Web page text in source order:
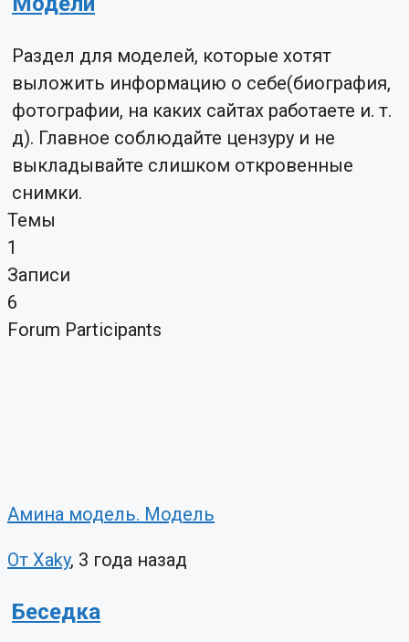
Раздел для моделей, которые хотят
выложить информацию о себе(биография,
фотографии, на каких сайтах работаете и. т.
д). Главное соблюдайте цензуру и не
выкладывайте слишком откровенные
снимки.
Темы
1
Записи
6
Forum Participants
Амина модель. Модель
От Xaky, 3 года назад
Беседка